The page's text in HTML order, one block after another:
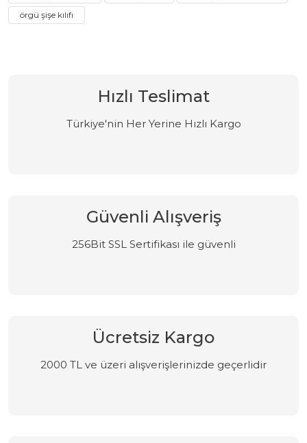
örgü şişe kılıfı
Hızlı Teslimat
Türkiye'nin Her Yerine Hızlı Kargo
Güvenli Alışveriş
256Bit SSL Sertifikası ile güvenli
Ücretsiz Kargo
2000 TL ve üzeri alışverişlerinizde geçerlidir